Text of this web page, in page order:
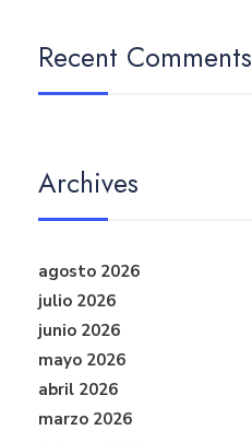
Recent Comments
Archives
agosto 2026
julio 2026
junio 2026
mayo 2026
abril 2026
marzo 2026